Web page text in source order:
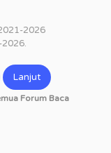
2026
Forum Baca